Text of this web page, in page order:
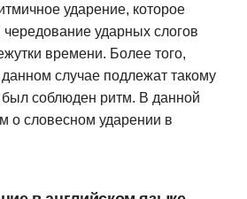
ударение, которое
чередование ударных слогов
времени. Более того,
случае подлежат такому
соблюден ритм. В данной
о словесном ударении в